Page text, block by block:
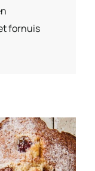
fornuis